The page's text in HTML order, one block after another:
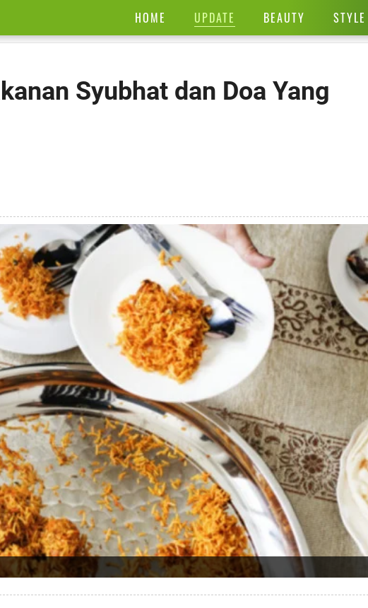
HOME UPDATE BEAUTY STYLE
Syubhat dan Doa Yang